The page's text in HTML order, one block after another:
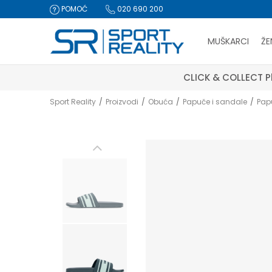
POMOĆ 020 690 200
MUŠKARCI
CLICK &
Sport Reality Proizvodi Obuća Papuče i sandale